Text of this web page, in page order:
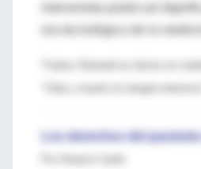
intervenida podrá así
era tecnológica de la
Los derechos del